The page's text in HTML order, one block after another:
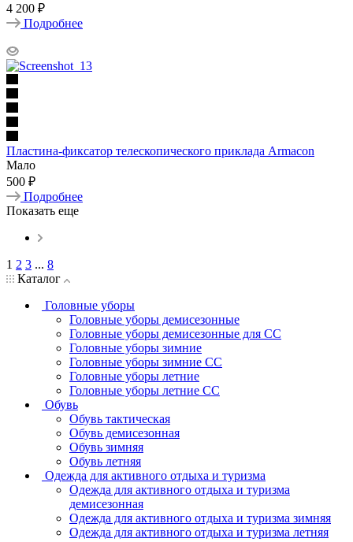
4 200 ₽
Подробнее
Пластина-фиксатор телескопического приклада Armacon
Мало
500 ₽
Подробнее
Показать еще
1 2 3 ... 8
Каталог
Головные уборы
Головные уборы демисезонные
Головные уборы демисезонные для СС
Головные уборы зимние
Головные уборы зимние СС
Головные уборы летние
Головные уборы летние СС
Обувь
Обувь тактическая
Обувь демисезонная
Обувь зимняя
Обувь летняя
Одежда для активного отдыха и туризма
Одежда для активного отдыха и туризма
демисезонная
Одежда для активного отдыха и туризма зимняя
Одежда для активного отдыха и туризма летняя